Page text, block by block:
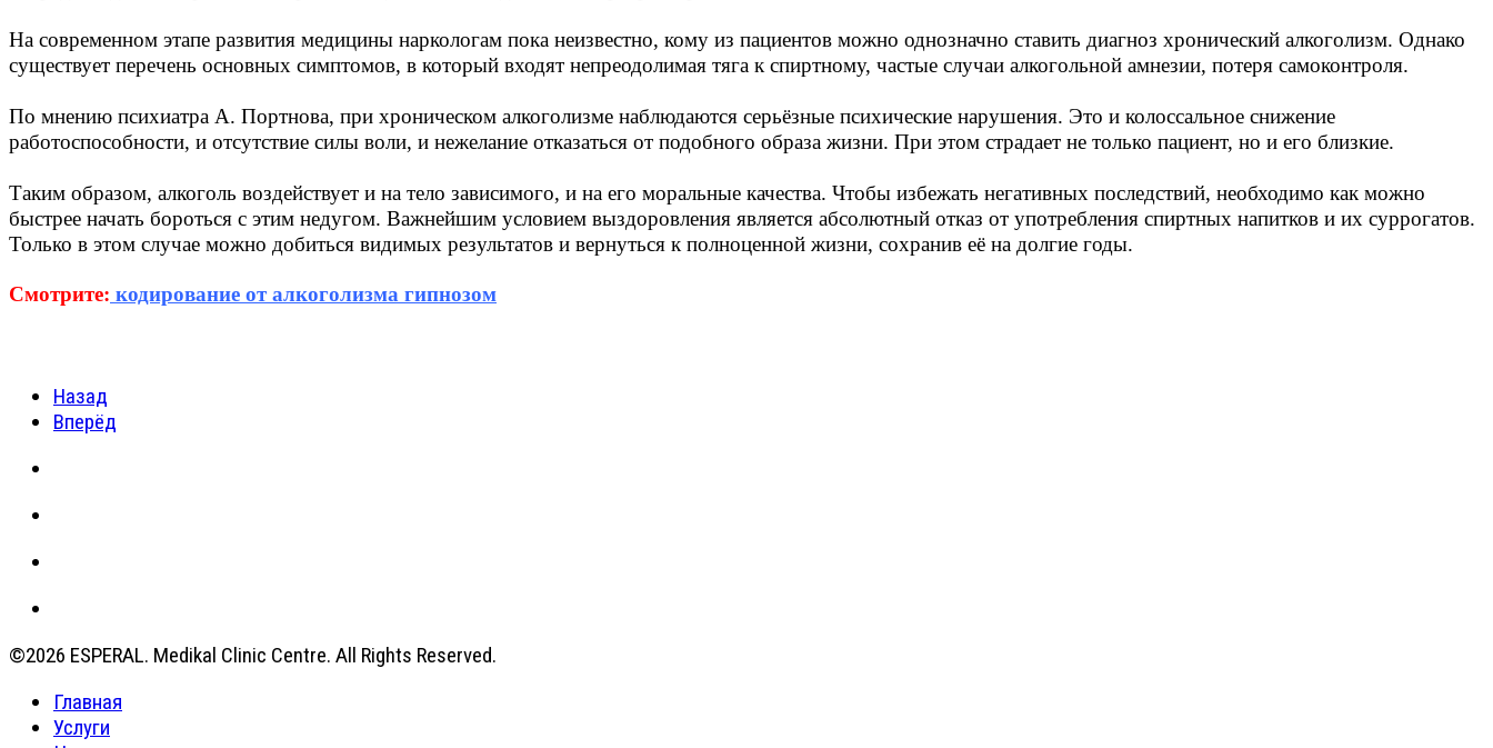
На современном этапе развития медицины наркологам пока неизвестно, кому из пациентов можно однозначно ставить диагноз хронический алкоголизм. Однако
существует перечень основных симптомов, в который входят непреодолимая тяга к спиртному, частые случаи алкогольной амнезии, потеря самоконтроля.
По мнению психиатра А. Портнова, при хроническом алкоголизме наблюдаются серьёзные психические нарушения. Это и колоссальное снижение
работоспособности, и отсутствие силы воли, и нежелание отказаться от подобного образа жизни. При этом страдает не только пациент, но и его близкие.
Таким образом, алкоголь воздействует и на тело зависимого, и на его моральные качества. Чтобы избежать негативных последствий, необходимо как можно
быстрее начать бороться с этим недугом. Важнейшим условием выздоровления является абсолютный отказ от употребления спиртных напитков и их суррогатов.
Только в этом случае можно добиться видимых результатов и вернуться к полноценной жизни, сохранив её на долгие годы.
Смотрите: кодирование от алкоголизма гипнозом
Назад
Вперёд
©2026 ESPERAL. Medikal Clinic Centre. All Rights Reserved.
Главная
Услуги